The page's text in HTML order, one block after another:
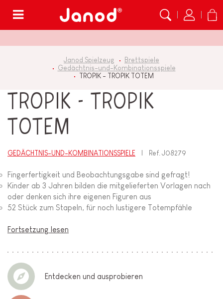
Janod Spielzeug
Brettspiele
Gedächtnis-und-Kombinationsspiele
TROPIK - TROPIK TOTEM
TROPIK - TROPIK
TOTEM
GEDÄCHTNIS-UND-KOMBINATIONSSPIELE Ref.J08279
Fingerfertigkeit und Beobachtungsgabe sind gefragt!
Kinder ab 3 Jahren bilden die mitgelieferten Vorlagen nach
oder denken sich ihre eigenen Figuren aus
52 Stück zum Stapeln, für noch lustigere Totempfähle
Fortsetzung lesen
Entdecken und ausprobieren